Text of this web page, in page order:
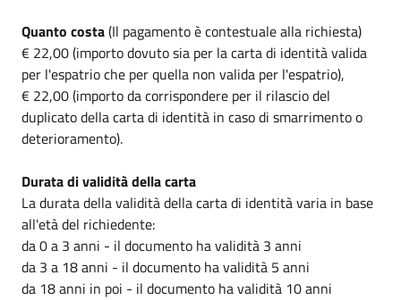
Quanto costa(Il pagamento è contestuale alla richiesta)
€ 22,00 (importo dovuto sia per la carta di identità valida
per l'espatrio che per quella non valida per l'espatrio),
€ 22,00 (importo da corrispondere per il rilascio del
duplicato della carta di identità in caso di smarrimento o
deterioramento).
Durata di validità della carta
La durata della validità della carta di identità varia in base
all'età del richiedente:
da 0 a 3 anni - il documento ha validità 3 anni
da 3 a 18 anni - il documento ha validità 5 anni
da 18 anni in poi - il documento ha validità 10 anni